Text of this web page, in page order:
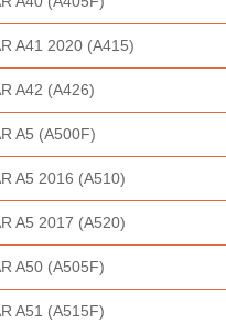
A41 2020 (A415)
A42 (A426)
A5 (A500F)
A5 2016 (A510)
A5 2017 (A520)
A50 (A505F)
A51 (A515F)